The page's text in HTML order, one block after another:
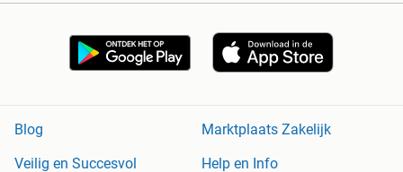
Blog
Marktplaats Zakelijk
Veilig en Succesvol
Help en Info